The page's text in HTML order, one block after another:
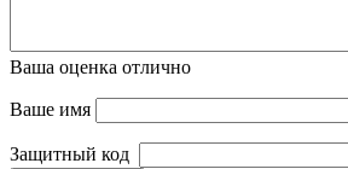
Ваша оценка отлично
Ваше имя
Защитный код